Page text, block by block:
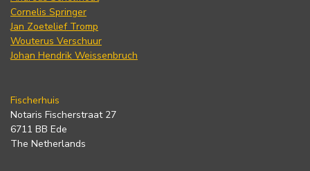
Cornelis Springer
Jan Zoetelief Tromp
Wouterus Verschuur
Johan Hendrik Weissenbruch
Fischerhuis
Notaris Fischerstraat 27
6711 BB Ede
The Netherlands